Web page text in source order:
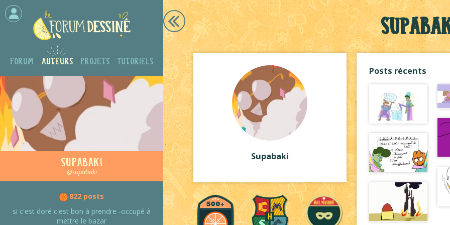
Forum Auteurs Projets Tutoriels
Supabaki
@supabaki
822 posts
si c'est doré c'est bon à prendre -occupé à
mettre le bazar
Supabaki
Posts récents